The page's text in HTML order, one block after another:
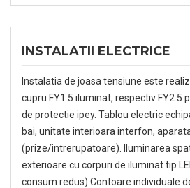
INSTALATII ELECTRICE
Instalatia de joasa tensiune este
cupru FY1.5 iluminat, respectiv FY2.5
de protectie ipey. Tablou electric
bai, unitate interioara interfon,
(prize/intrerupatoare). Iluminarea
exterioare cu corpuri de iluminat tip
consum redus) Contoare individuale